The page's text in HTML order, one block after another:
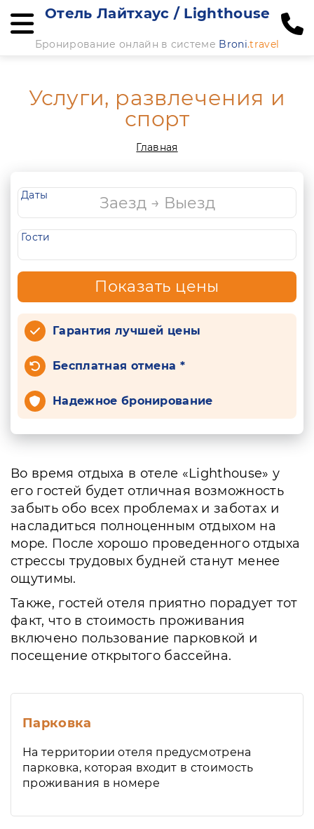
Отель Лайтхаус / Lighthouse
Бронирование онлайн в системе Broni.travel
Услуги, развлечения и
спорт
Главная
Даты
Гости
Показать цены
Гарантия лучшей цены
Бесплатная отмена *
Надежное бронирование
Во время отдыха в отеле «Lighthouse» у
его гостей будет отличная возможность
забыть обо всех проблемах и заботах и
насладиться полноценным отдыхом на
море. После хорошо проведенного отдыха
стрессы трудовых будней станут менее
ощутимы.
Также, гостей отеля приятно порадует тот
факт, что в стоимость проживания
включено пользование парковкой и
посещение открытого бассейна.
Парковка
На территории отеля предусмотрена
парковка, которая входит в стоимость
проживания в номере